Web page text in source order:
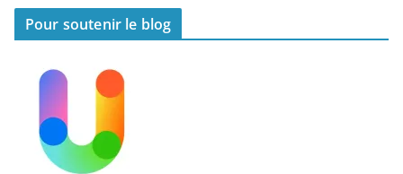
Pour soutenir le blog